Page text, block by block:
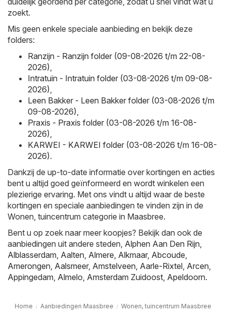
zoekt.
Mis geen enkele speciale aanbieding en bekijk deze
folders:
Ranzijn - Ranzijn folder (09-08-2026 t/m 22-08-
2026),
Intratuin - Intratuin folder (03-08-2026 t/m 09-08-
2026),
Leen Bakker - Leen Bakker folder (03-08-2026 t/m
09-08-2026),
Praxis - Praxis folder (03-08-2026 t/m 16-08-
2026),
KARWEI - KARWEI folder (03-08-2026 t/m 16-08-
2026).
Dankzij de up-to-date informatie over kortingen en acties
bent u altijd goed geïnformeerd en wordt winkelen een
plezierige ervaring. Met ons vindt u altijd waar de beste
kortingen en speciale aanbiedingen te vinden zijn in de
Wonen, tuincentrum categorie in Maasbree.
Bent u op zoek naar meer koopjes? Bekijk dan ook de
aanbiedingen uit andere steden, Alphen Aan Den Rijn,
Alblasserdam, Aalten, Almere, Alkmaar, Abcoude,
Amerongen, Aalsmeer, Amstelveen, Aarle-Rixtel, Arcen,
Appingedam, Almelo, Amsterdam Zuidoost, Apeldoorn.
Home Aanbiedingen Maasbree Wonen, tuincentrum Maasbree